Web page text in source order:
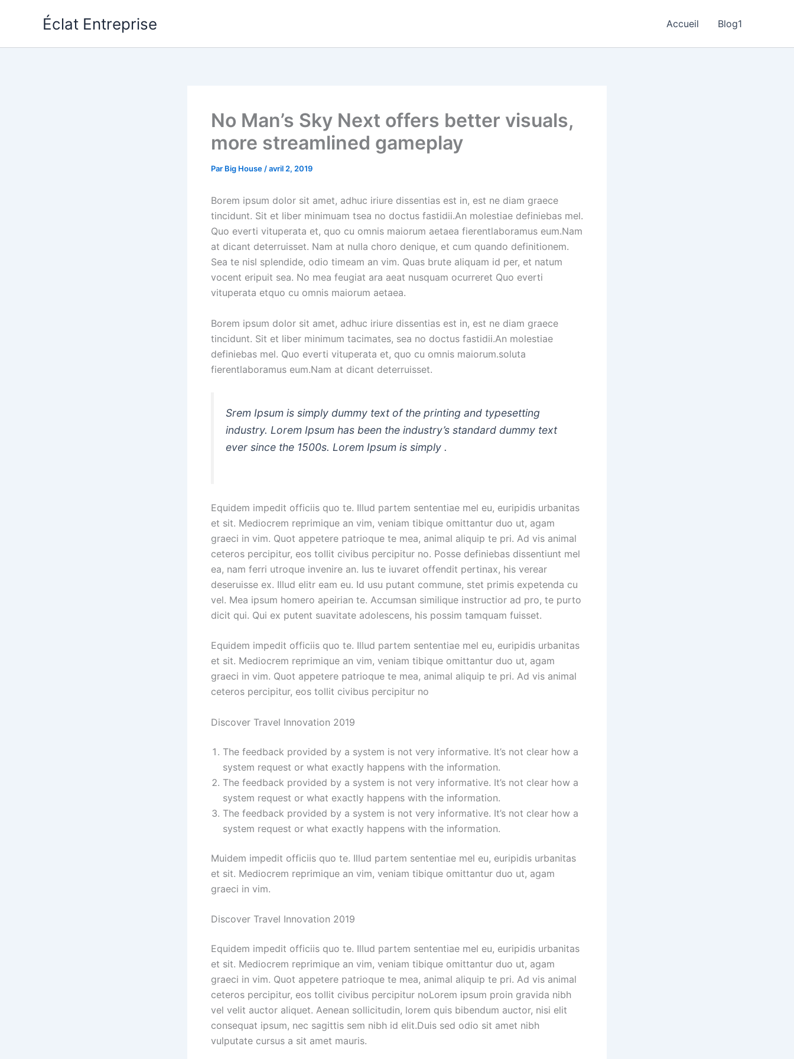
Éclat Entreprise Accueil Blog1
No Man’s Sky Next offers better visuals,
more streamlined gameplay
Par Big House /avril 2, 2019
Borem ipsum dolor sit amet, adhuc iriure dissentias est in, est ne diam graece
tincidunt. Sit et liber minimuam tsea no doctus fastidii.An molestiae definiebas mel.
Quo everti vituperata et, quo cu omnis maiorum aetaea fierentlaboramus eum.Nam
at dicant deterruisset. Nam at nulla choro denique, et cum quando definitionem.
Sea te nisl splendide, odio timeam an vim. Quas brute aliquam id per, et natum
vocent eripuit sea. No mea feugiat ara aeat nusquam ocurreret Quo everti
vituperata etquo cu omnis maiorum aetaea.
Borem ipsum dolor sit amet, adhuc iriure dissentias est in, est ne diam graece
tincidunt. Sit et liber minimum tacimates, sea no doctus fastidii.An molestiae
definiebas mel. Quo everti vituperata et, quo cu omnis maiorum.soluta
fierentlaboramus eum.Nam at dicant deterruisset.
Srem Ipsum is simply dummy text of the printing and typesetting
industry. Lorem Ipsum has been the industry’s standard dummy text
ever since the 1500s. Lorem Ipsum is simply .
Equidem impedit officiis quo te. Illud partem sententiae mel eu, euripidis urbanitas
et sit. Mediocrem reprimique an vim, veniam tibique omittantur duo ut, agam
graeci in vim. Quot appetere patrioque te mea, animal aliquip te pri. Ad vis animal
ceteros percipitur, eos tollit civibus percipitur no. Posse definiebas dissentiunt mel
ea, nam ferri utroque invenire an. Ius te iuvaret offendit pertinax, his verear
deseruisse ex. Illud elitr eam eu. Id usu putant commune, stet primis expetenda cu
vel. Mea ipsum homero apeirian te. Accumsan similique instructior ad pro, te purto
dicit qui. Qui ex putent suavitate adolescens, his possim tamquam fuisset.
Equidem impedit officiis quo te. Illud partem sententiae mel eu, euripidis urbanitas
et sit. Mediocrem reprimique an vim, veniam tibique omittantur duo ut, agam
graeci in vim. Quot appetere patrioque te mea, animal aliquip te pri. Ad vis animal
ceteros percipitur, eos tollit civibus percipitur no
Discover Travel Innovation 2019
The feedback provided by a system is not very informative. It’s not clear how a
system request or what exactly happens with the information.
The feedback provided by a system is not very informative. It’s not clear how a
system request or what exactly happens with the information.
The feedback provided by a system is not very informative. It’s not clear how a
system request or what exactly happens with the information.
Muidem impedit officiis quo te. Illud partem sententiae mel eu, euripidis urbanitas
et sit. Mediocrem reprimique an vim, veniam tibique omittantur duo ut, agam
graeci in vim.
Discover Travel Innovation 2019
Equidem impedit officiis quo te. Illud partem sententiae mel eu, euripidis urbanitas
et sit. Mediocrem reprimique an vim, veniam tibique omittantur duo ut, agam
graeci in vim. Quot appetere patrioque te mea, animal aliquip te pri. Ad vis animal
ceteros percipitur, eos tollit civibus percipitur noLorem ipsum proin gravida nibh
vel velit auctor aliquet. Aenean sollicitudin, lorem quis bibendum auctor, nisi elit
consequat ipsum, nec sagittis sem nibh id elit.Duis sed odio sit amet nibh
vulputate cursus a sit amet mauris.